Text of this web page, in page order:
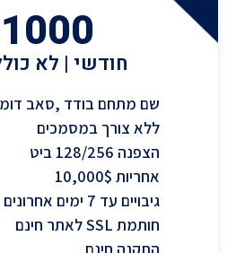
1000
חודשי | לא
שם מתחם בודד ,סאב
ללא צורך במסמכים
הצפנה 128/256 ביט
אחריות 10,000$
גיבויים עד 7 ימים אחרונים
חותמת SSL לאתר חינם
התקנה חינם